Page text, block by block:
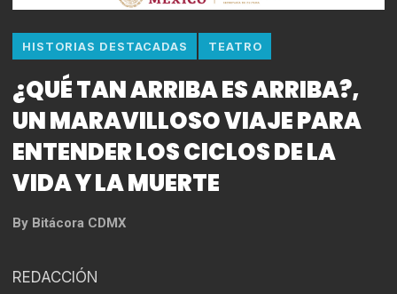
HISTORIAS DESTACADAS TEATRO
¿QUÉ TAN ARRIBA ES ARRIBA?,
UN MARAVILLOSO VIAJE PARA
ENTENDER LOS CICLOS DE LA
VIDA Y LA MUERTE
By Bitácora CDMX
REDACCIÓN